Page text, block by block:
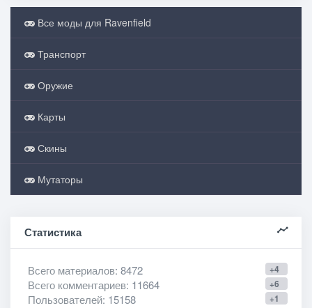
Все моды для Ravenfield
Транспорт
Оружие
Карты
Скины
Мутаторы
Статистика
+4
Всего материалов: 8472
+6
Всего комментариев: 11664
+1
Пользователей: 15158